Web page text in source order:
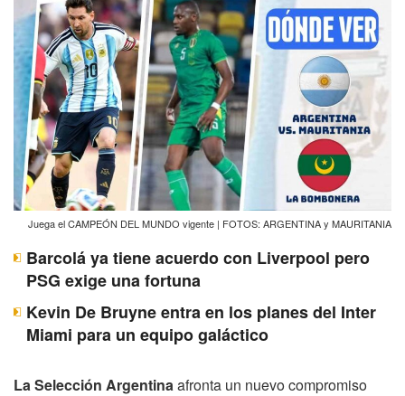
Juega el CAMPEÓN DEL MUNDO vigente | FOTOS: ARGENTINA y MAURITANIA
Barcolá ya tiene acuerdo con Liverpool pero
PSG exige una fortuna
Kevin De Bruyne entra en los planes del Inter
Miami para un equipo galáctico
La Selección Argentinaafronta un nuevo compromiso